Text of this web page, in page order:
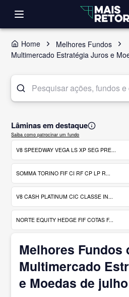
Home
Melhores Fundos
Multimercado Estratégia Juros e
Lâminas em destaque
Saiba como patrocinar um fundo
V8 SPEEDWAY VEGA LS XP SEG PRE...
SOMMA TORINO FIF CI RF CP LP R...
V8 CASH PLATINUM CIC CLASSE IN...
NORTE EQUITY HEDGE FIF COTAS F...
Melhores Fundos
Multimercado
e Moedas de